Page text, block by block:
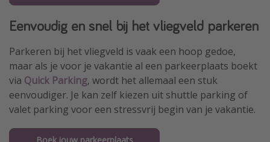
Eenvoudig en snel bij het vliegveld parkeren
Parkeren bij het vliegveld is vaak een hoop gedoe,
maar als je voor je vakantie al een parkeerplaats boekt
via Quick Parking, wordt het allemaal een stuk
eenvoudiger. Je kan zelf kiezen uit shuttle parking of
valet parking voor een stressvrij begin van je vakantie.